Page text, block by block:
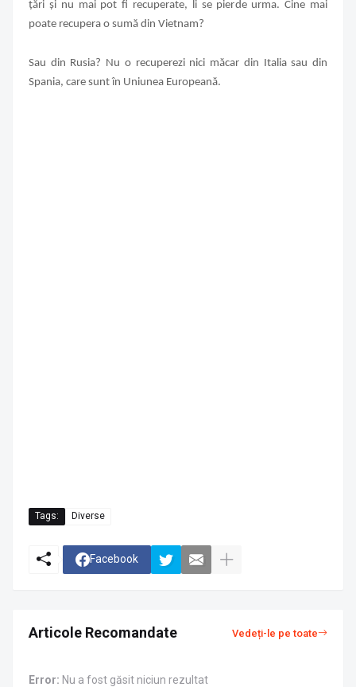
țări și nu mai pot fi recuperate, li se pierde urma.Cine mai
poate recupera o sumă din Vietnam?
Sau din Rusia? Nu o recuperezi nici măcar din Italia sau din
Spania, care sunt în Uniunea Europeană.
Tags: Diverse
Facebook
Articole Recomandate Vedeți-le pe toate
Error: Nu a fost găsit niciun rezultat